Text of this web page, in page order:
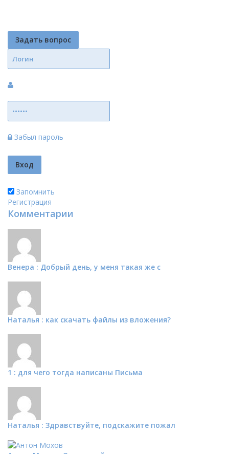
Задать вопрос
Забыл пароль
Запомнить
Регистрация
Комментарии
Венера : Добрый день, у меня такая же с
Наталья : как скачать файлы из вложения?
1 : для чего тогда написаны Письма
Наталья : Здравствуйте, подскажите пожал